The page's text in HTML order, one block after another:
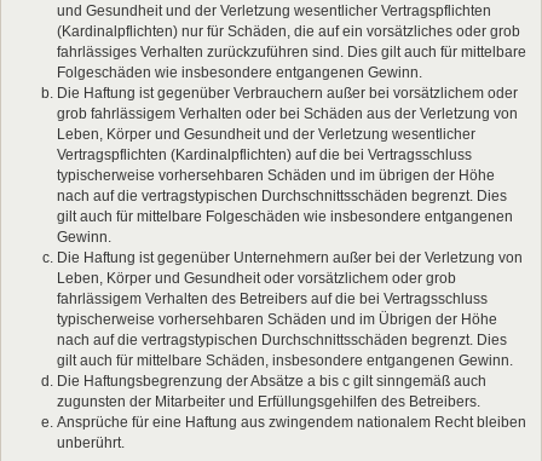
und Gesundheit und der Verletzung wesentlicher Vertragspflichten
(Kardinalpflichten) nur für Schäden, die auf ein vorsätzliches oder grob
fahrlässiges Verhalten zurückzuführen sind. Dies gilt auch für mittelbare
Folgeschäden wie insbesondere entgangenen Gewinn.
Die Haftung ist gegenüber Verbrauchern außer bei vorsätzlichem oder
grob fahrlässigem Verhalten oder bei Schäden aus der Verletzung von
Leben, Körper und Gesundheit und der Verletzung wesentlicher
Vertragspflichten (Kardinalpflichten) auf die bei Vertragsschluss
typischerweise vorhersehbaren Schäden und im übrigen der Höhe
nach auf die vertragstypischen Durchschnittsschäden begrenzt. Dies
gilt auch für mittelbare Folgeschäden wie insbesondere entgangenen
Gewinn.
Die Haftung ist gegenüber Unternehmern außer bei der Verletzung von
Leben, Körper und Gesundheit oder vorsätzlichem oder grob
fahrlässigem Verhalten des Betreibers auf die bei Vertragsschluss
typischerweise vorhersehbaren Schäden und im Übrigen der Höhe
nach auf die vertragstypischen Durchschnittsschäden begrenzt. Dies
gilt auch für mittelbare Schäden, insbesondere entgangenen Gewinn.
Die Haftungsbegrenzung der Absätze a bis c gilt sinngemäß auch
zugunsten der Mitarbeiter und Erfüllungsgehilfen des Betreibers.
Ansprüche für eine Haftung aus zwingendem nationalem Recht bleiben
unberührt.